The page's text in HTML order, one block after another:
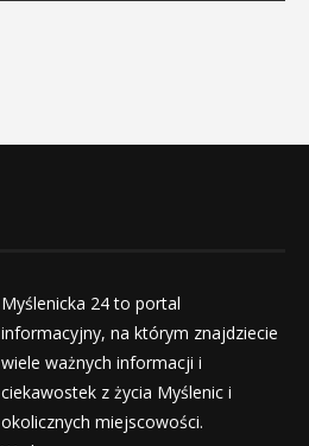
Myślenicka 24 to portal
informacyjny, na którym znajdziecie
wiele ważnych informacji i
ciekawostek z życia Myślenic i
okolicznych miejscowości.